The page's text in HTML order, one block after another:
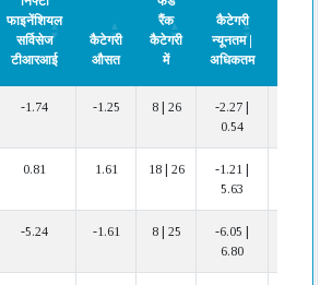
फाइनेंशियल
सर्विसेज
टीआरआई
कैटेगरी
औसत
रैंक
कैटेगरी
में
कैटेगरी
न्यूनतम |
अधिकतम
फाइनेंशियल
औसत
रैंक
न्यूनतम |
अधिकतम
-1.74 -1.25 8 | 26
-2.27 |
0.54
0.81 1.61 18 | 26
-1.21 |
5.63
-5.24 -1.61 8 | 25
-6.05 |
6.80